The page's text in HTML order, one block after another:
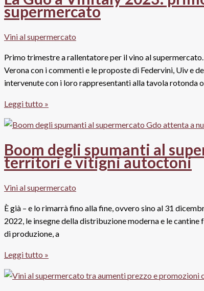
i
buyer
Carrefour,
Conad,
Coop
e
supermercato
Vini al supermercato
Primo trimestre a rallentatore per il vino al
Verona con i commenti e le proposte di Federvini, Uiv e
intervenute con i loro rappresentanti alla tavola rotonda
La
a
2023:
primo
a
rallentatore
per
il
al
supermercato
Leggi tutto »
Boom degli spumanti al
territori e vitigni autoctoni
Vini al supermercato
È già – e lo rimarrà fino alla fine, ovvero sino al 31
2022, le insegne della distribuzione moderna e le
di produzione, a
Boom
degli
spumanti
Leggi tutto »